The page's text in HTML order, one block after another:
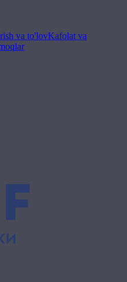
va to'lovKafolat va